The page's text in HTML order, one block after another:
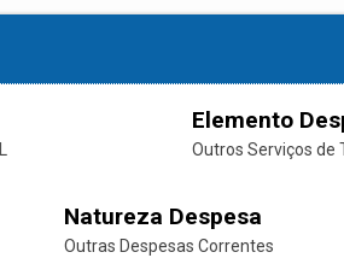
Elemento
Outros Serviços de
Natureza Despesa
Outras Despesas Correntes